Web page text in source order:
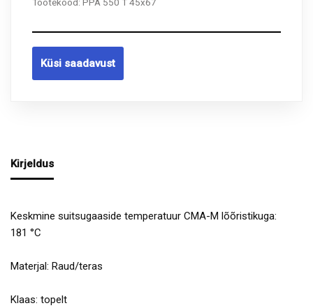
Küsi saadavust
Kirjeldus
Keskmine suitsugaaside temperatuur CMA-M lõõristikuga:
181 °C
Materjal: Raud/teras
Klaas: topelt